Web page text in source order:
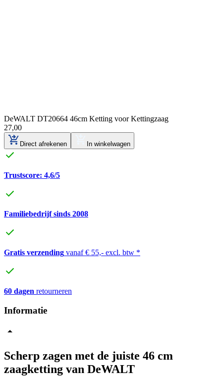
DeWALT DT20664 46cm Ketting voor Kettingzaag
27,00
Direct afrekenen In winkelwagen
Trustscore: 4,6/5
Familiebedrijf sinds 2008
Gratis verzending vanaf € 55,- excl. btw *
60 dagen retourneren
Informatie
Scherp zagen met de juiste 46 cm
zaagketting van DeWALT